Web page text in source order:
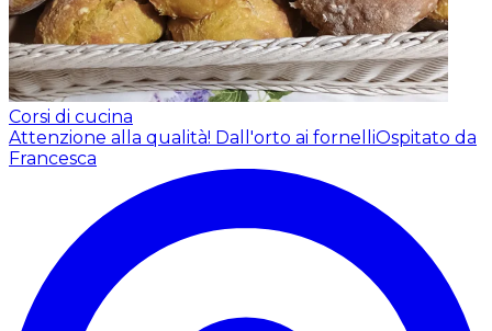
Corsi di cucina
Attenzione alla qualità! Dall'orto ai fornelliOspitato da
Francesca